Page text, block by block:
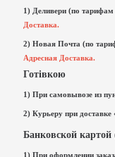
1) Деливери (по
Доставка.
2) Новая Почта (по
Адресная Доставка.
Готівкою
1) При самовывозе из
2) Курьеру при доставке
Банковской
1) При оформлении